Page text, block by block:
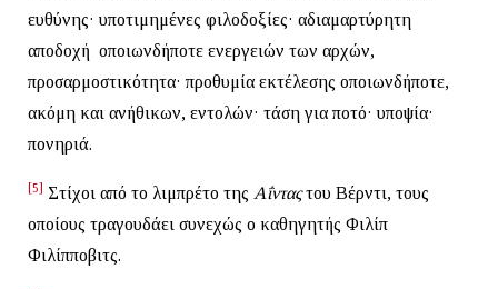
ευθύνης· υποτιμημένες φιλοδοξίες· αδιαμαρτύρητη
αποδοχή οποιωνδήποτε ενεργειών των αρχών,
προσαρμοστικότητα· προθυμία εκτέλεσης οποιωνδήποτε,
ακόμη και ανήθικων, εντολών· τάση για ποτό· υποψία·
πονηριά.
[5] Στίχοι από το λιμπρέτο της Αΐνταςτου Βέρντι, τους
οποίους τραγουδάει συνεχώς ο καθηγητής Φιλίπ
Φιλίπποβιτς.